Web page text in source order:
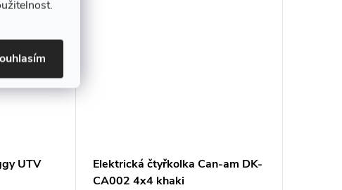
UTV
Elektrická čtyřkolka Can-am DK-
CA002 4x4 khaki